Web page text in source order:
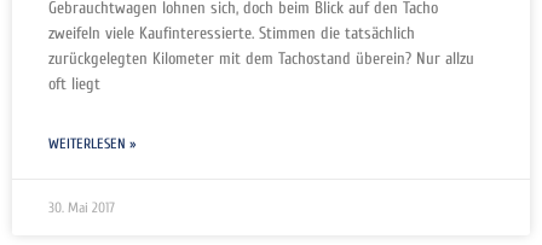
Gebrauchtwagen lohnen sich, doch beim Blick auf den Tacho
zweifeln viele Kaufinteressierte. Stimmen die tatsächlich
zurückgelegten Kilometer mit dem Tachostand überein? Nur allzu
oft liegt
WEITERLESEN »
30. Mai 2017